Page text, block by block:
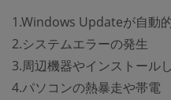
1.Windows Updateが自動
2.システムエラーの発生
3.周辺機器やインストール
4.パソコンの熱暴走や帯電